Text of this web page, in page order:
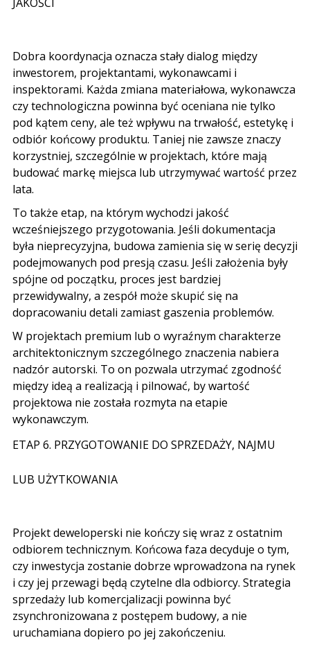
Dobra koordynacja oznacza stały dialog między
inwestorem, projektantami, wykonawcami i
inspektorami. Każda zmiana materiałowa, wykonawcza
czy technologiczna powinna być oceniana nie tylko
pod kątem ceny, ale też wpływu na trwałość, estetykę i
odbiór końcowy produktu. Taniej nie zawsze znaczy
korzystniej, szczególnie w projektach, które mają
budować markę miejsca lub utrzymywać wartość przez
lata.
To także etap, na którym wychodzi jakość
wcześniejszego przygotowania. Jeśli dokumentacja
była nieprecyzyjna, budowa zamienia się w serię decyzji
podejmowanych pod presją czasu. Jeśli założenia były
spójne od początku, proces jest bardziej
przewidywalny, a zespół może skupić się na
dopracowaniu detali zamiast gaszenia problemów.
W projektach premium lub o wyraźnym charakterze
architektonicznym szczególnego znaczenia nabiera
nadzór autorski. To on pozwala utrzymać zgodność
między ideą a realizacją i pilnować, by wartość
projektowa nie została rozmyta na etapie
wykonawczym.
ETAP 6. PRZYGOTOWANIE DO SPRZEDAŻY, NAJMU
LUB UŻYTKOWANIA
Projekt deweloperski nie kończy się wraz z ostatnim
odbiorem technicznym. Końcowa faza decyduje o tym,
czy inwestycja zostanie dobrze wprowadzona na rynek
i czy jej przewagi będą czytelne dla odbiorcy. Strategia
sprzedaży lub komercjalizacji powinna być
zsynchronizowana z postępem budowy, a nie
uruchamiana dopiero po jej zakończeniu.